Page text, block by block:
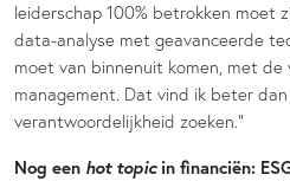
leiderschap 100% betrokken moet
data-analyse met geavanceerde
moet van binnenuit komen, met
management. Dat vind ik beter
verantwoordelijkheid zoeken.”
Nog een hot topicin financiën: